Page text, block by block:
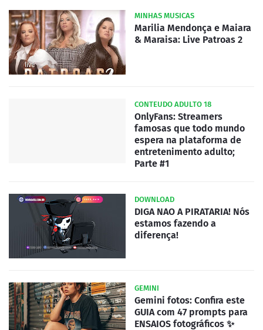
MINHAS MUSICAS
Marilia Mendonça e Maiara
& Maraisa: Live Patroas 2
CONTEUDO ADULTO 18
OnlyFans: Streamers
famosas que todo mundo
espera na plataforma de
entretenimento adulto;
Parte #1
DOWNLOAD
DIGA NAO A PIRATARIA! Nós
estamos fazendo a
diferença!
GEMINI
Gemini fotos: Confira este
GUIA com 47 prompts para
ENSAIOS fotográficos ✨